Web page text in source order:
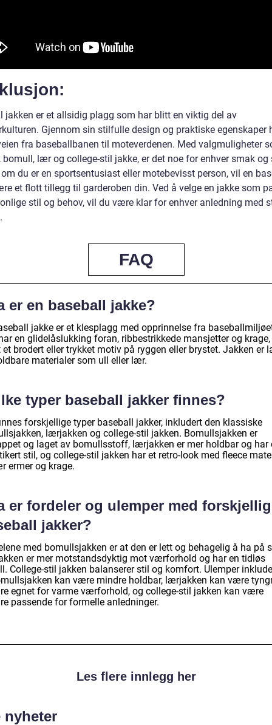
jakken er et allsidig plagg som har blitt en viktig del av
Gjennom sin stilfulle design og praktiske egenskaper
fra baseballbanen til moteverdenen. Med valgmuligheter
lær og college-stil jakke, er det noe for enhver smak og
du er en sportsentusiast eller motebevisst person, vil en
et flott tillegg til garderoben din. Ved å velge en jakke som
stil og behov, vil du være klar for enhver anledning med
FAQ
er en baseball jakke?
jakke er et klesplagg med opprinnelse fra
en glidelåslukking foran, ribbestrikkede mansjetter og krage,
brodert eller trykket motiv på ryggen eller brystet. Jakken er
materialer som ull eller lær.
typer baseball jakker finnes?
forskjellige typer baseball jakker, inkludert den klassiske
lærjakken og college-stil jakken. Bomullsjakken er
og laget av bomullsstoff, lærjakken er mer holdbar og har
stil, og college-stil jakken har et retro-look med fleece
ermer og krage.
er fordeler og ulemper med
jakker?
med bomullsjakken er at den er lett og behagelig å ha på
er mer motstandsdyktig mot værforhold og har en tidløs
College-stil jakken balanserer stil og komfort. Ulemper
kan være mindre holdbar, lærjakken kan være
egnet for varme værforhold, og college-stil jakken kan være
passende for formelle anledninger.
Les flere innlegg her
nyheter